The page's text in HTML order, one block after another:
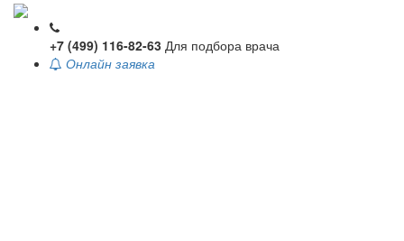
+7 (499) 116-82-63 Для подбора врача
Онлайн заявка